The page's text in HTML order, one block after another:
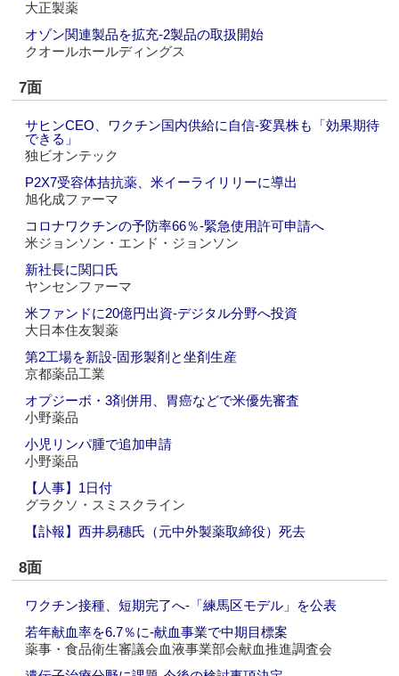
大正製薬
オゾン関連製品を拡充‐2製品の取扱開始
クオールホールディングス
7面
サヒンCEO、ワクチン国内供給に自信‐変異株も「効果期待
できる」
独ビオンテック
P2X7受容体拮抗薬、米イーライリリーに導出
旭化成ファーマ
コロナワクチンの予防率66％‐緊急使用許可申請へ
米ジョンソン・エンド・ジョンソン
新社長に関口氏
ヤンセンファーマ
米ファンドに20億円出資‐デジタル分野へ投資
大日本住友製薬
第2工場を新設‐固形製剤と坐剤生産
京都薬品工業
オプジーボ・3剤併用、胃癌などで米優先審査
小野薬品
小児リンパ腫で追加申請
小野薬品
【人事】1日付
グラクソ・スミスクライン
【訃報】西井易穗氏（元中外製薬取締役）死去
8面
ワクチン接種、短期完了へ‐「練馬区モデル」を公表
若年献血率を6.7％に‐献血事業で中期目標案
薬事・食品衛生審議会血液事業部会献血推進調査会